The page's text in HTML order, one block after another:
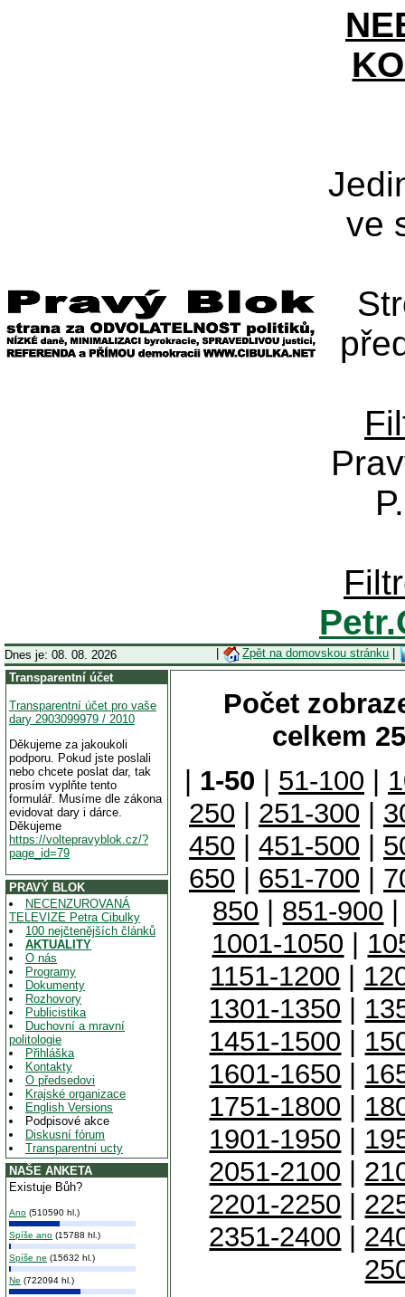
ve
Dnes je: 08. 08. 2026 Zpět na domovskou stránku
Transparentní účet
Transparentní účet pro vaše
dary 2903099979 / 2010
Děkujeme za jakoukoli
podporu. Pokud jste poslali
nebo chcete poslat dar, tak
prosím vyplňte tento
formulář. Musíme dle zákona
evidovat dary i dárce.
Děkujeme
https://voltepravyblok.cz/?
page_id=79
PRAVÝ BLOK
NECENZUROVANÁ
TELEVIZE Petra Cibulky
100 nejčtenějších článků
AKTUALITY
O nás
Programy
Dokumenty
Rozhovory
Publicistika
Duchovní a mravní
politologie
Přihláška
Kontakty
O předsedovi
Krajské organizace
English Versions
Podpisové akce
Diskusní fórum
Transparentni ucty
NAŠE ANKETA
Existuje Bůh?
Ano (510590 hl.)
Spíše ano (15788 hl.)
Spíše ne (15632 hl.)
Ne (722094 hl.)
Počet
celkem
1-50 51-100
250
251-300
450
451-500
650
651-700
850
851-900
1001-1050
1151-1200
1301-1350
1451-1500
1601-1650
1751-1800
1901-1950
2051-2100
2201-2250
2351-2400